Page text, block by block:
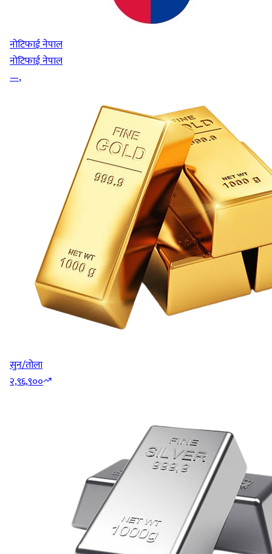
नोटिफाई नेपाल
नोटिफाई नेपाल
—,
सुन/तोला
२,९६,९००